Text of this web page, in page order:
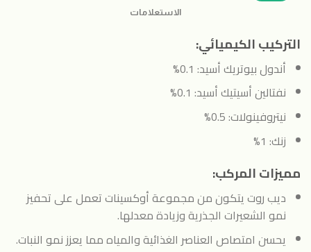
الاستعلامات
التركيب الكيميائي:
أندول بيوتريك أسيد: 0.1%
نفتالين أسيتيك أسيد: 0.1%
نيتروفينولات: 0.5%
زنك: 1%
مميزات المركب:
ديب روت يتكون من مجموعة أوكسينات تعمل على تحفيز
نمو الشعيرات الجذرية وزيادة معدلها.
يحسن امتصاص العناصر الغذائية والمياه مما يعزز نمو النبات.